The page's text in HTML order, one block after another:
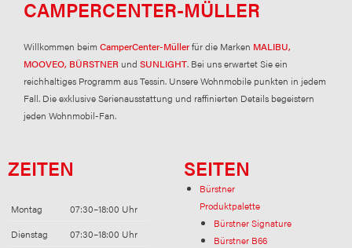
CAMPERCENTER-MÜLLER
Willkommen beim CamperCenter-Müllerfür die Marken MALIBU,
MOOVEO, BÜRSTNER und SUNLIGHT. Bei uns erwartet Sie ein
reichhaltiges Programm aus Tessin. Unsere Wohnmobile punkten in jedem
Fall. Die exklusive Serienausstattung und raffinierten Details begeistern
jeden Wohnmobil-Fan.
ZEITEN
Montag
07:30–18:00 Uhr
Dienstag
07:30–18:00 Uhr
SEITEN
Bürstner
Produktpalette
Bürstner Signature
Bürstner B66